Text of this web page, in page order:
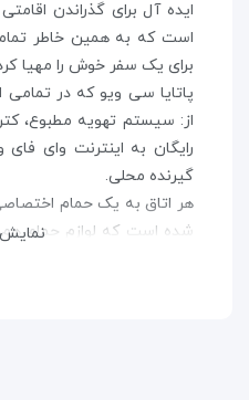
ایده آل برای گذراندن
است که به همین خاطر
برای یک سفر خوش را مهیا
پاتایا سی ویو که در تمامی
از: سیستم تهویه مطبوع،
رایگان به اینترنت وای
گیرنده محلی.
هر اتاق به یک حمام
شده است که لوازم حمام هم